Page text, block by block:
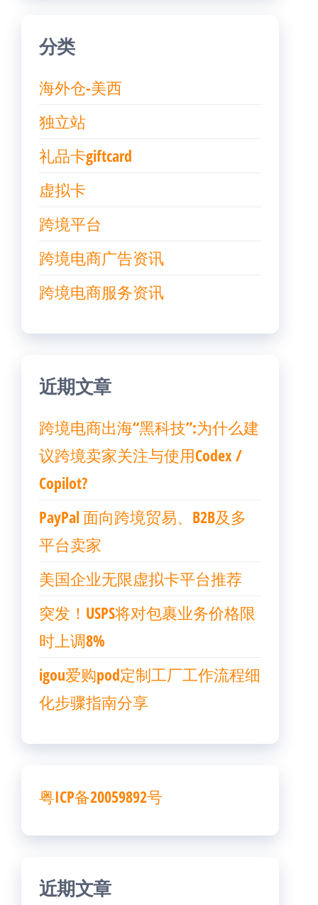
分类
海外仓-美西
独立站
礼品卡giftcard
虚拟卡
跨境平台
跨境电商广告资讯
跨境电商服务资讯
近期文章
跨境电商出海“黑科技”:为什么建
议跨境卖家关注与使用Codex /
Copilot?
PayPal 面向跨境贸易、B2B及多
平台卖家
美国企业无限虚拟卡平台推荐
突发！USPS将对包裹业务价格限
时上调8%
igou爱购pod定制工厂工作流程细
化步骤指南分享
粤ICP备20059892号
近期文章